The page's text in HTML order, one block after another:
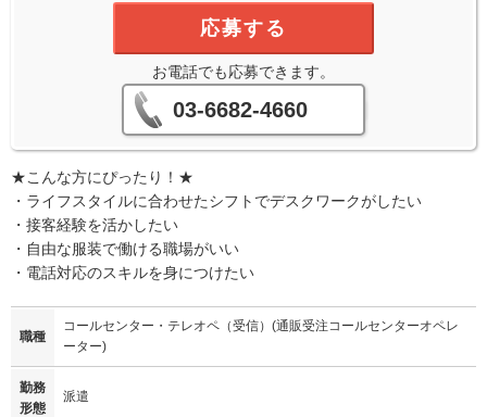
応募する
お電話でも応募できます。
03-6682-4660
★こんな方にぴったり！★
・ライフスタイルに合わせたシフトでデスクワークがしたい
・接客経験を活かしたい
・自由な服装で働ける職場がいい
・電話対応のスキルを身につけたい
職種
コールセンター・テレオペ（受信）(通販受注コールセンターオペレ
ーター)
勤務
形態
派遣